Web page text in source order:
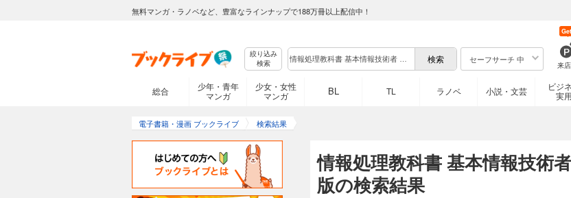
無料マンガ・ラノベなど、豊富なラインナップで188万冊以上配信中！
絞り込み
検索
セーフサーチ 中
来
総合
少年・青年
マンガ
少女・女性
マンガ
BL TL ラノベ 小説・文芸
ビジ
実用
電子書籍・漫画 ブックライブ 検索結果
情報処理教科書 基本情報技術
版の検索結果